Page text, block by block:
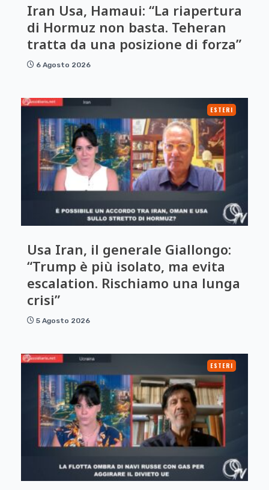
Iran Usa, Hamaui: “La riapertura
di Hormuz non basta. Teheran
tratta da una posizione di forza”
6 Agosto 2026
ESTERI
Usa Iran, il generale Giallongo:
“Trump è più isolato, ma evita
escalation. Rischiamo una lunga
crisi”
5 Agosto 2026
ESTERI